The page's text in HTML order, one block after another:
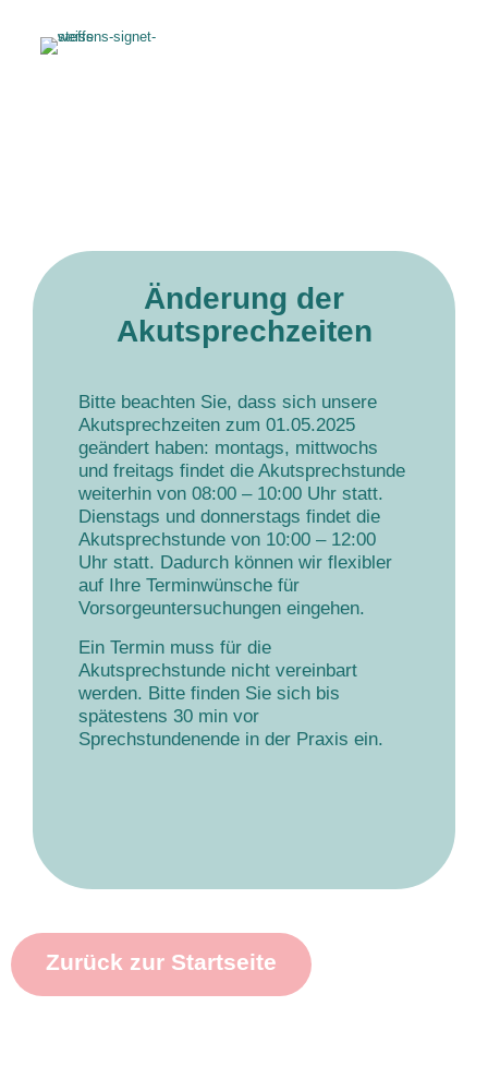
Änderung der
Akutsprechzeiten
Bitte beachten Sie, dass sich unsere
Akutsprechzeiten zum 01.05.2025
geändert haben: montags, mittwochs
und freitags findet die Akutsprechstunde
weiterhin von 08:00 – 10:00 Uhr statt.
Dienstags und donnerstags findet die
Akutsprechstunde von 10:00 – 12:00
Uhr statt. Dadurch können wir flexibler
auf Ihre Terminwünsche für
Vorsorgeuntersuchungen eingehen.
Ein Termin muss für die
Akutsprechstunde nicht vereinbart
werden. Bitte finden Sie sich bis
spätestens 30 min vor
Sprechstundenende in der Praxis ein.
Zurück zur Startseite